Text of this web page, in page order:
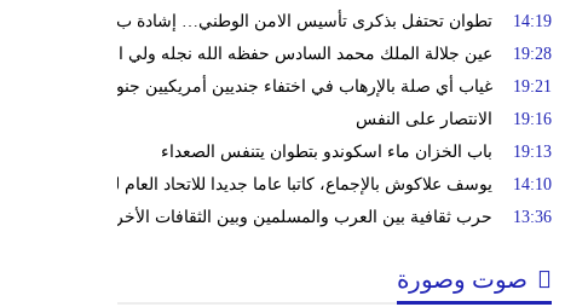
14:19
تطوان تحتفل بذكرى تأسيس الامن الوطني… إشادة ب 70 سنة في الحفاظ على استقرار الوطن وضمان أمن المواطنين
19:28
عين جلالة الملك محمد السادس حفظه الله نجله ولي العهد الأمير
19:21
غياب أي صلة بالإرهاب في اختفاء جنديين أمريكيين جنوب المغرب
19:16
الانتصار على النفس
19:13
باب الخزان ماء اسكوندو بتطوان يتنفس الصعداء
14:10
يوسف علاكوش بالإجماع، كاتبا عاما جديدا للاتحاد العام للشغالين
13:36
حرب ثقافية بين العرب والمسلمين وبين الثقافات الأخرى
صوت وصورة